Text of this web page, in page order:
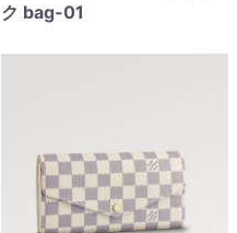
ク bag-01